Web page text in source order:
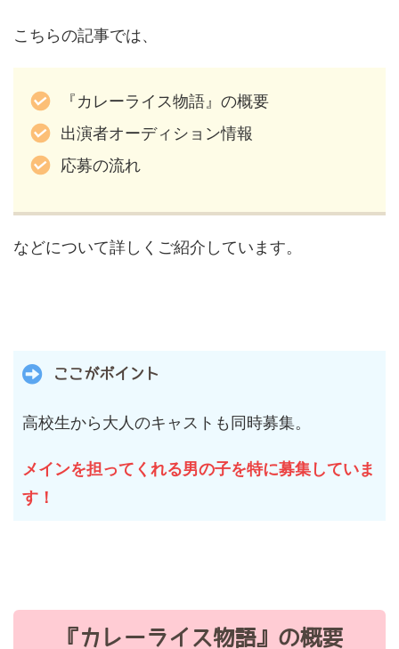
こちらの記事では、
『カレーライス物語』の概要
出演者オーディション情報
応募の流れ
などについて詳しくご紹介しています。
ここがポイント
高校生から大人のキャストも同時募集。
メインを担ってくれる男の子を特に募集していま
す！
『カレーライス物語』の概要